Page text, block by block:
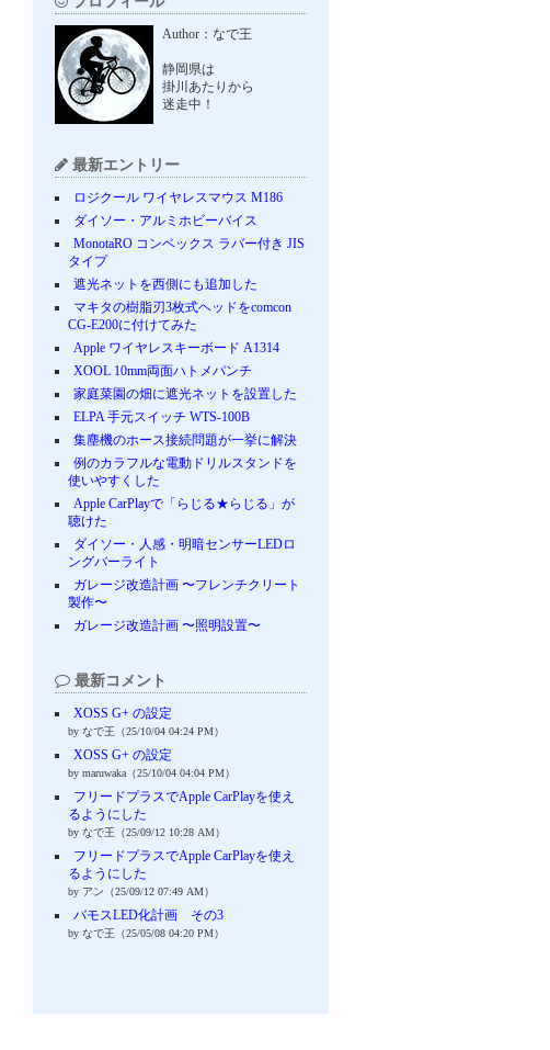
Author：なで王
静岡県は
掛川あたりから
迷走中！
最新エントリー
ロジクール ワイヤレスマウス M186
ダイソー・アルミホビーバイス
MonotaRO コンベックス ラバー付き JIS
タイプ
遮光ネットを西側にも追加した
マキタの樹脂刃3枚式ヘッドをcomcon
CG-E200に付けてみた
Apple ワイヤレスキーボード A1314
XOOL 10mm両面ハトメパンチ
家庭菜園の畑に遮光ネットを設置した
ELPA 手元スイッチ WTS-100B
集塵機のホース接続問題が一挙に解決
例のカラフルな電動ドリルスタンドを
使いやすくした
Apple CarPlayで「らじる★らじる」が
聴けた
ダイソー・人感・明暗センサーLEDロ
ングバーライト
ガレージ改造計画 〜フレンチクリート
製作〜
ガレージ改造計画 〜照明設置〜
最新コメント
XOSS G+ の設定
by なで王（25/10/04 04:24 PM）
XOSS G+ の設定
by maruwaka（25/10/04 04:04 PM）
フリードプラスでApple CarPlayを使え
るようにした
by なで王（25/09/12 10:28 AM）
フリードプラスでApple CarPlayを使え
るようにした
by アン（25/09/12 07:49 AM）
バモスLED化計画 その3
by なで王（25/05/08 04:20 PM）